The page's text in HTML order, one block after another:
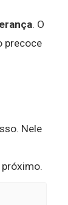
. O
precoce
Nele
próximo.